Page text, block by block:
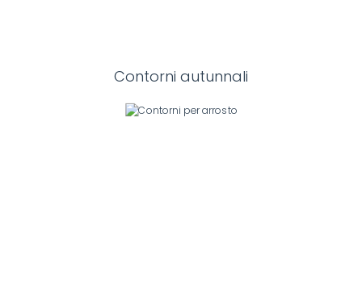
Contorni autunnali